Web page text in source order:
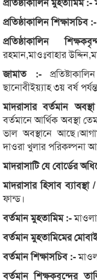
প্রতিষ্ঠাকালিন শিক্ষাসচিব
প্রতিষ্ঠাকালিন
রহমান,মাওঃবাহার
জামাত :-
ছানোবীইয়্যাহ ৩য় বর্ষ
মাদরাসার বর্তমান
বর্তমানে আর্থিক অবস্থা
ভাল অবস্থানে
দাওরা খুলার পরিক্ল্পনা
মাদরাসাটি যে বোর্ডের
মাদরাসার হিসাব
ফান্ড।
বর্তমান মুহতামিম :-
বর্তমান মুহতামিমের
বর্তমান শিক্ষাসচিব :-
বর্তমান শিক্ষকবৃন্দের